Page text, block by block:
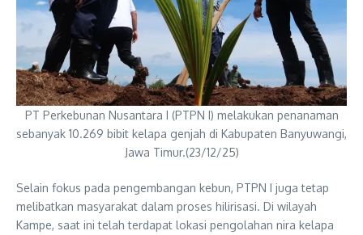
PT Perkebunan Nusantara I (PTPN I) melakukan penanaman
sebanyak 10.269 bibit kelapa genjah di Kabupaten Banyuwangi,
Jawa Timur.(23/12/25)
Selain fokus pada pengembangan kebun, PTPN I juga tetap
melibatkan masyarakat dalam proses hilirisasi. Di wilayah
Kampe, saat ini telah terdapat lokasi pengolahan nira kelapa